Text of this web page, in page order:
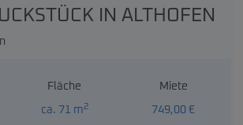
IN ALTHOFEN
Fläche
ca. 71 m2
Miete
749,00 €